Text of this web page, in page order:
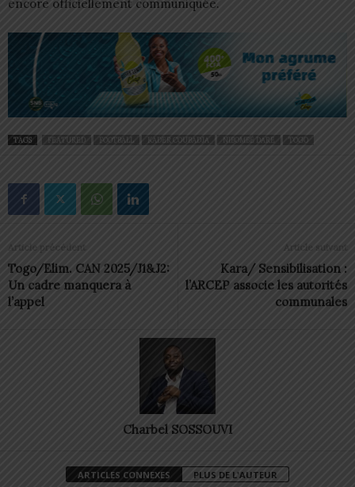
encore officiellement communiquée.
TAGS FEATURED FOOTBALL KADER COUBADJA NIBOMBÉ DARE TOGO
Article précédent
Togo/Elim. CAN 2025/J1&J2:
Un cadre manquera à
l’appel
Article suivant
Kara/ Sensibilisation :
l’ARCEP associe les autorités
communales
Charbel SOSSOUVI
ARTICLES CONNEXES PLUS DE L'AUTEUR